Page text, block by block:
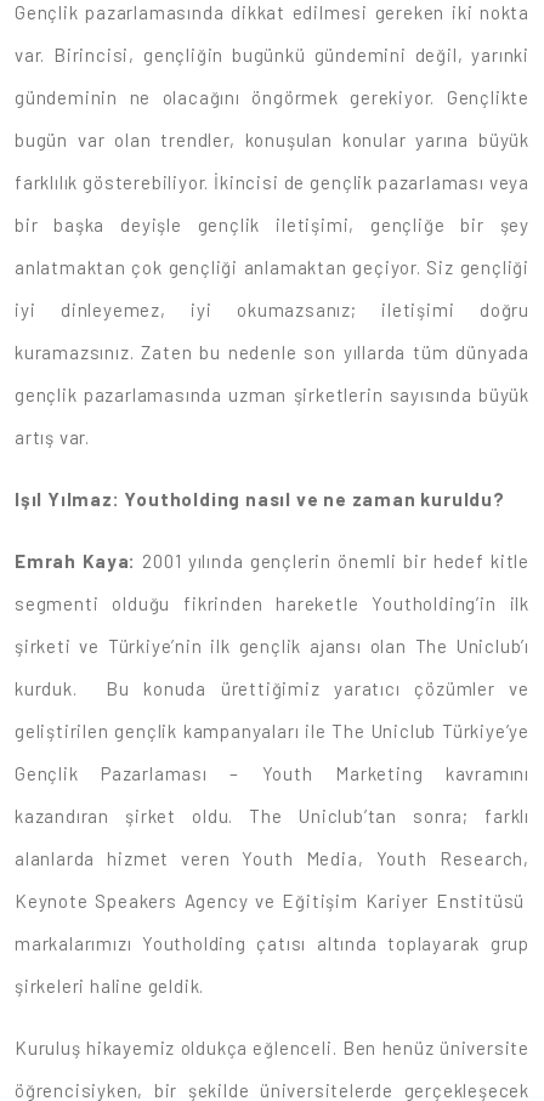
Gençlik pazarlamasında dikkat edilmesi gereken iki nokta
var. Birincisi, gençliğin bugünkü gündemini değil, yarınki
gündeminin ne olacağını öngörmek gerekiyor. Gençlikte
bugün var olan trendler, konuşulan konular yarına büyük
farklılık gösterebiliyor. İkincisi de gençlik pazarlaması veya
bir başka deyişle gençlik iletişimi, gençliğe bir şey
anlatmaktan çok gençliği anlamaktan geçiyor. Siz gençliği
iyi dinleyemez, iyi okumazsanız; iletişimi doğru
kuramazsınız. Zaten bu nedenle son yıllarda tüm dünyada
gençlik pazarlamasında uzman şirketlerin sayısında büyük
artış var.
Işıl Yılmaz: Youtholding nasıl ve ne zaman kuruldu?
Emrah Kaya: 2001 yılında gençlerin önemli bir hedef kitle
segmenti olduğu fikrinden hareketle Youtholding’in ilk
şirketi ve Türkiye’nin ilk gençlik ajansı olan The Uniclub’ı
kurduk. Bu konuda ürettiğimiz yaratıcı çözümler ve
geliştirilen gençlik kampanyaları ile The Uniclub Türkiye’ye
Gençlik Pazarlaması – Youth Marketing kavramını
kazandıran şirket oldu. The Uniclub’tan sonra; farklı
alanlarda hizmet veren Youth Media, Youth Research,
Keynote Speakers Agency ve Eğitişim Kariyer Enstitüsü
markalarımızı Youtholding çatısı altında toplayarak grup
şirkeleri haline geldik.
Kuruluş hikayemiz oldukça eğlenceli. Ben henüz üniversite
öğrencisiyken, bir şekilde üniversitelerde gerçekleşecek